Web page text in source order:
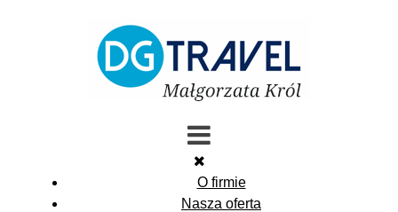
O firmie
Nasza oferta